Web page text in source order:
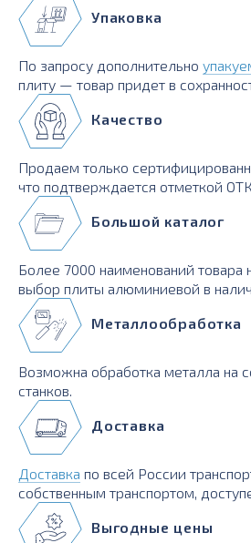
Упаковка
По запросу дополнительно
плиту — товар придет в
Качество
Продаем только
что подтверждается отметкой
Большой каталог
Более 7000 наименований товара
выбор плиты алюминиевой в
Металлообработка
Возможна обработка металла на
станков.
Доставка
Доставка по всей России
собственным транспортом,
Выгодные цены